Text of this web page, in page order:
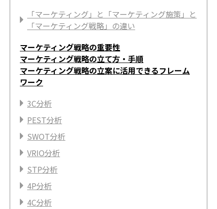
「マーケティング」と「マーケティング施策」と
「マーケティング戦略」の違い
マーケティング戦略の重要性
マーケティング戦略の立て方・手順
マーケティング戦略の立案に活用できるフレーム
ワーク
3C分析
PEST分析
SWOT分析
VRIO分析
STP分析
4P分析
4C分析